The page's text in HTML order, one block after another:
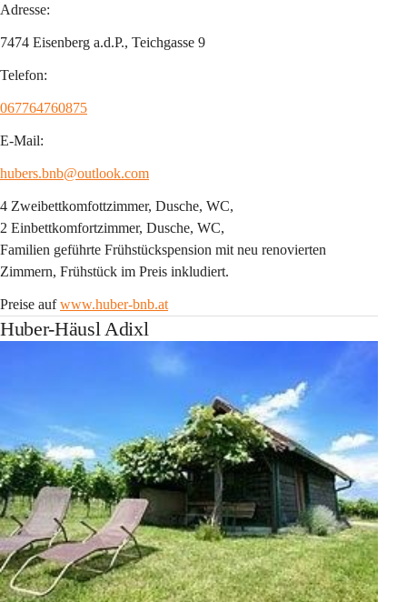
Adresse:
7474 Eisenberg a.d.P., Teichgasse 9
Telefon:
067764760875
E-Mail:
hubers.bnb@outlook.com
4 Zweibettkomfottzimmer, Dusche, WC,
2 Einbettkomfortzimmer, Dusche, WC,
Familien geführte Frühstückspension mit neu renovierten
Zimmern, Frühstück im Preis inkludiert.
Preise auf www.huber-bnb.at
Huber-Häusl Adixl